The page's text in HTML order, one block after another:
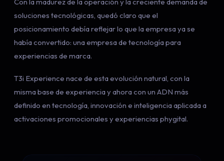
soluciones tecnológicas, quedó claro que el
posicionamiento debía reflejar lo que la empresa ya se
había convertido: una empresa de tecnología para
experiencias de marca.
T3i Experience nace de esta evolución natural, con la
misma base de experiencia y ahora con un ADN más
definido en tecnología, innovación e inteligencia aplicada a
activaciones promocionales y experiencias phygital.